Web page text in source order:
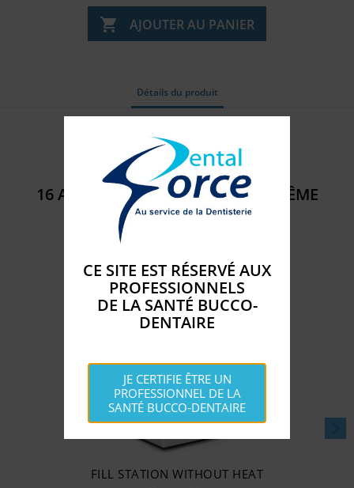
 AJOUTER AU PANIER
Détails du produit
Référence
16 AUTRES PRODUITS DANS LA MÊME
CATÉGORIE :
FILL STATION WITHOUT HEAT
CE SITE EST RÉSERVÉ AUX
PROFESSIONNELS
DE LA SANTÉ BUCCO-
DENTAIRE
JE CERTIFIE ÊTRE UN
PROFESSIONNEL DE LA
SANTÉ BUCCO-DENTAIRE